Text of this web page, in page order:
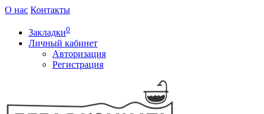
О нас Контакты
Закладки0
Личный кабинет
Авторизация
Регистрация